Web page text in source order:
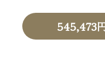
545,473